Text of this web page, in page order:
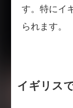
す。特にイ
られます。
イギリス